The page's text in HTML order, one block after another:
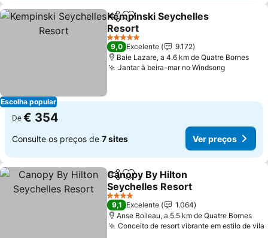
Escolha popular
PartilharAdicionar aos favoritos
Kempinski Seychelles
Resort
Ver preços
5 Estrelas
9,0 Excelente
9.172
Baie Lazare, a 4.6 km de Quatre Bornes
Jantar à beira-mar no WindsongVer
De € 354
Consulte os preços de 7 sites Ver preços
PartilharAdicionar aos favoritos
Canopy By Hilton
Seychelles Resort
Ver preços
4 Estrelas
9,1 Excelente
1.064
Anse Boileau, a 5.5 km de Quatre Bornes
Conceito de resort vibrante em estilo de vila